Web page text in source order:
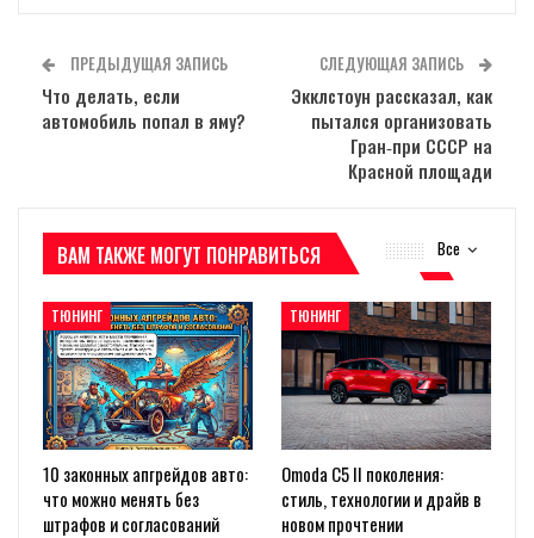
ПРЕДЫДУЩАЯ ЗАПИСЬ
Что делать, если
автомобиль попал в яму?
СЛЕДУЮЩАЯ ЗАПИСЬ
Экклстоун рассказал, как
пытался организовать
Гран‑при СССР на
Красной площади
Все
ВАМ ТАКЖЕ МОГУТ ПОНРАВИТЬСЯ
ТЮНИНГ
10 законных апгрейдов авто:
что можно менять без
штрафов и согласований
ТЮНИНГ
Omoda C5 II поколения:
стиль, технологии и драйв в
новом прочтении